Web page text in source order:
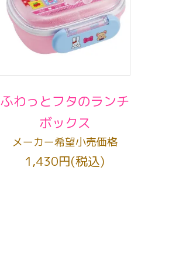
ふわっとフタのランチ
ボックス
メーカー希望小売価格
1,430円(税込)